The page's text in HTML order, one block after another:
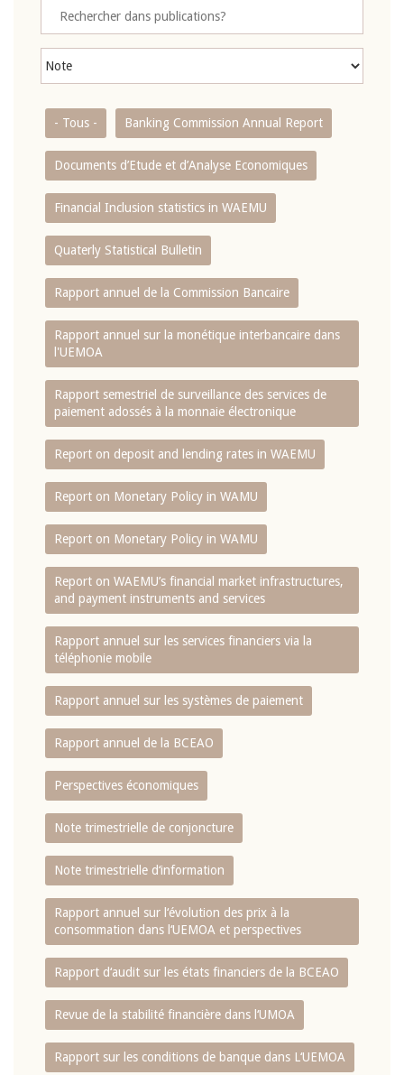
- Tous - Banking Commission Annual Report
Documents d’Etude et d’Analyse Economiques
Financial Inclusion statistics in WAEMU
Quaterly Statistical Bulletin
Rapport annuel de la Commission Bancaire
Rapport annuel sur la monétique interbancaire dans
l'UEMOA
Rapport semestriel de surveillance des services de
paiement adossés à la monnaie électronique
Report on deposit and lending rates in WAEMU
Report on Monetary Policy in WAMU
Report on Monetary Policy in WAMU
Report on WAEMU’s financial market infrastructures,
and payment instruments and services
Rapport annuel sur les services financiers via la
téléphonie mobile
Rapport annuel sur les systèmes de paiement
Rapport annuel de la BCEAO
Perspectives économiques
Note trimestrielle de conjoncture
Note trimestrielle d‘information
Rapport annuel sur l‘évolution des prix à la
consommation dans l‘UEMOA et perspectives
Rapport d‘audit sur les états financiers de la BCEAO
Revue de la stabilité financière dans l‘UMOA
Rapport sur les conditions de banque dans L‘UEMOA